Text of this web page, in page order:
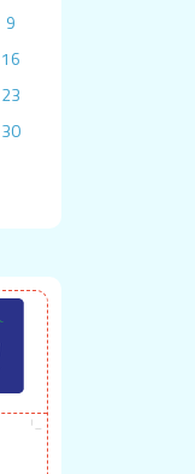
9
16
23
30